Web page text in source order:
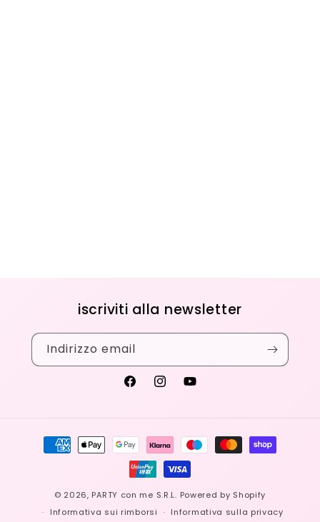
iscriviti alla newsletter
Indirizzo email
FacebookInstagramYouTube
Metodi
© 2026, PARTY con me S.R.L. Powered by Shopify
Informativa sui rimborsi
Informativa sulla privacy